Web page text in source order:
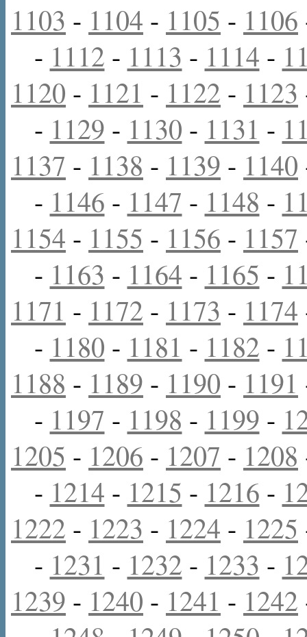
1103 - 1104 - 1105 - 1106
- 1112 - 1113 - 1114 -
1120 - 1121 - 1122 - 1123
- 1129 - 1130 - 1131 -
1137 - 1138 - 1139 - 1140
- 1146 - 1147 - 1148 -
1154 - 1155 - 1156 - 1157
- 1163 - 1164 - 1165 -
1171 - 1172 - 1173 - 1174
- 1180 - 1181 - 1182 -
1188 - 1189 - 1190 - 1191
- 1197 - 1198 - 1199 -
1205 - 1206 - 1207 - 1208
- 1214 - 1215 - 1216 -
1222 - 1223 - 1224 - 1225
- 1231 - 1232 - 1233 -
1239 - 1240 - 1241 - 1242